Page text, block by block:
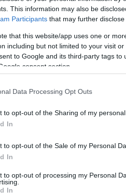
This information may also be
Participants that may further
that this website/app uses one or
including but not limited to your visit
to Google and its third-party tags
consent section.
Data Processing Opt Outs
to opt-out of the Sharing of my personal
In
to opt-out of the Sale of my Personal
In
to opt-out of processing my Personal
In